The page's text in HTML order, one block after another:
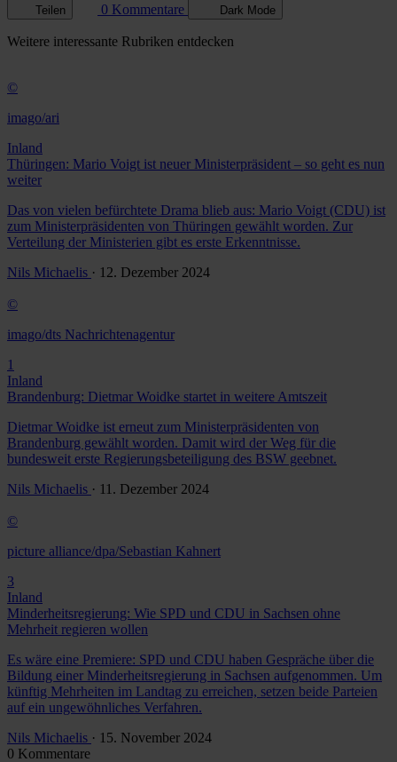
Teilen 0 Kommentare Dark Mode
Weitere interessante Rubriken entdecken
©
imago/ari
Inland
Thüringen: Mario Voigt ist neuer Ministerpräsident – so geht es nun
weiter
Das von vielen befürchtete Drama blieb aus: Mario Voigt (CDU) ist
zum Ministerpräsidenten von Thüringen gewählt worden. Zur
Verteilung der Ministerien gibt es erste Erkenntnisse.
Nils Michaelis · 12. Dezember 2024
©
imago/dts Nachrichtenagentur
1
Inland
Brandenburg: Dietmar Woidke startet in weitere Amtszeit
Dietmar Woidke ist erneut zum Ministerpräsidenten von
Brandenburg gewählt worden. Damit wird der Weg für die
bundesweit erste Regierungsbeteiligung des BSW geebnet.
Nils Michaelis · 11. Dezember 2024
©
picture alliance/dpa/Sebastian Kahnert
3
Inland
Minderheitsregierung: Wie SPD und CDU in Sachsen ohne
Mehrheit regieren wollen
Es wäre eine Premiere: SPD und CDU haben Gespräche über die
Bildung einer Minderheitsregierung in Sachsen aufgenommen. Um
künftig Mehrheiten im Landtag zu erreichen, setzen beide Parteien
auf ein ungewöhnliches Verfahren.
Nils Michaelis · 15. November 2024
0 Kommentare